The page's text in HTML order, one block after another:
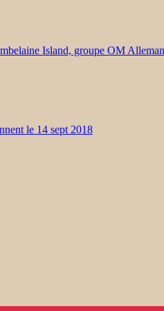
Island, groupe OM
le 14 sept 2018